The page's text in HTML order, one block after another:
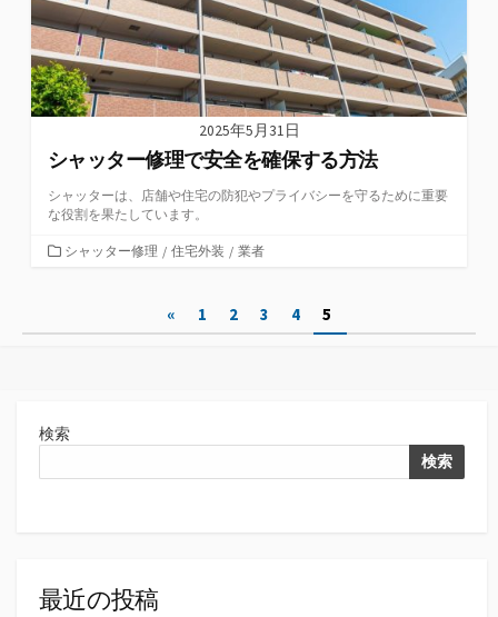
2025年5月31日
シャッター修理で安全を確保する方法
シャッターは、店舗や住宅の防犯やプライバシーを守るために重要
な役割を果たしています。
カ
ー
シャッター修理 / 住宅外装 / 業者
ペ
り
« 1 2 3 4 5
検索
検索
最近の投稿